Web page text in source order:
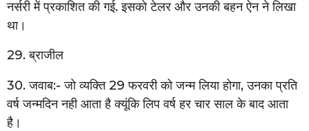
नर्सरी में प्रकाशित की गई. इसको टेलर और उनकी बहन ऐन ने लिखा
था।
29. ब्राजील
30. जवाब:- जो व्यक्ति 29 फरवरी को जन्म लिया होगा, उनका प्रति
वर्ष जन्मदिन नही आता है क्यूंकि लिप वर्ष हर चार साल के बाद आता
है।